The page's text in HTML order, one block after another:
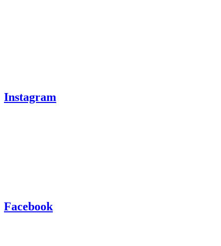
Instagram
Facebook